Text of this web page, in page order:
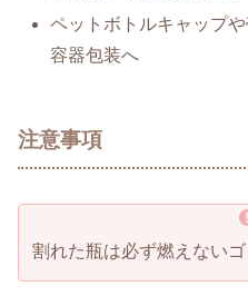
ペットボトルキャップ
容器包装へ
注意事項
割れた瓶は必ず燃えない